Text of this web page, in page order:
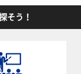
そう！